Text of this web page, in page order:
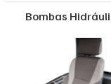
Bombas